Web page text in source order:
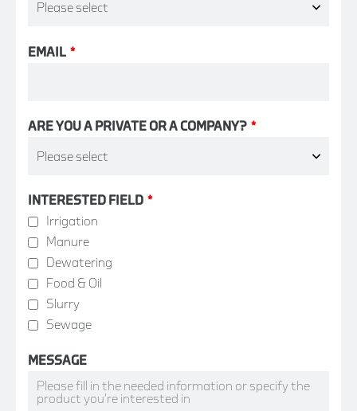
EMAIL *
ARE YOU A PRIVATE OR A COMPANY? *
INTERESTED FIELD *
Irrigation
Manure
Dewatering
Food & Oil
Slurry
Sewage
MESSAGE